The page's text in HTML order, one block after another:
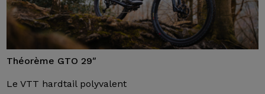
Théorème GTO 29″
Le VTT hardtail polyvalent